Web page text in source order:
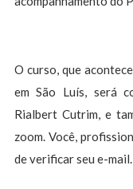
O curso, que
em São Luís, será
Rialbert Cutrim, e
zoom. Você,
de verificar seu e-mail.